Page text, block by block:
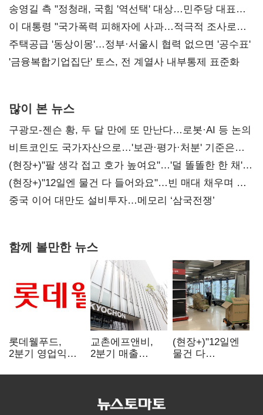
리모델링' 제안
송영길 측 "정청래, 국힘 '역선택' 대상…민주당 대표로
총선 지휘 못해"
이 대통령 "국가폭력 피해자에 사과…적극적 조사로
진실 밝혀야"
주택공급 '동상이몽'…정부·서울시 협력 없으면 '공수표'
'금융복합기업집단' 토스, 전 계열사 내부통제 표준화
많이 본 뉴스
구광모-젠슨 황, 두 달 만에 또 만난다…로봇·AI 등 논의
비트코인도 국가자산으로…'보관·평가·처분' 기준은
숙제
(현장+)"팔 생각 접고 호가 높여요"…'덜 똘똘한 한 채'
20억 키맞추기
(현장+)"12일엔 물건 다 들어와요"…빈 매대 채우며 문
연 홈플러스
중국 이어 대만도 설비투자…메모리 ‘삼국전쟁’
함께 볼만한 뉴스
롯데웰푸드,
2분기 영업익
사업이 실적 견인
교촌에프앤비,
2분기 매출
전년보다 4.9%↑
(현장+)"12일엔
물건 다
매대 채우며 문